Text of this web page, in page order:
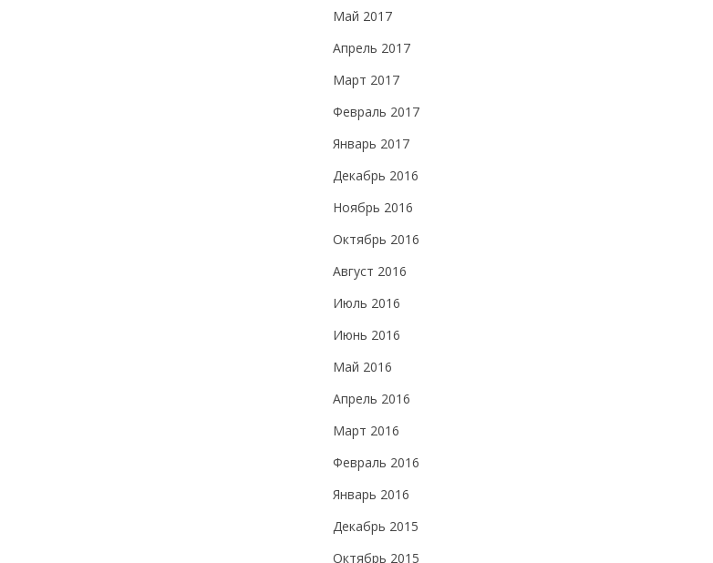
Май 2017
Апрель 2017
Март 2017
Февраль 2017
Январь 2017
Декабрь 2016
Ноябрь 2016
Октябрь 2016
Август 2016
Июль 2016
Июнь 2016
Май 2016
Апрель 2016
Март 2016
Февраль 2016
Январь 2016
Декабрь 2015
Октябрь 2015